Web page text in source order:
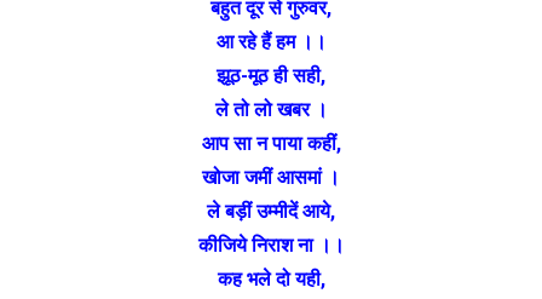
बहुत दूर से गुरुवर,
आ रहे हैं हम ।।
झूठ-मूठ ही सही,
ले तो लो खबर ।
आप सा न पाया कहीं,
खोजा जमीं आसमां ।
ले बड़ीं उम्मीदें आये,
कीजिये निराश ना ।।
कह भले दो यही,